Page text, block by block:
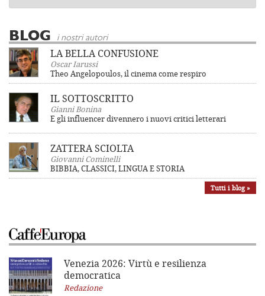
BLOG i nostri autori
LA BELLA CONFUSIONE
Oscar Iarussi
Theo Angelopoulos, il cinema come respiro
IL SOTTOSCRITTO
Gianni Bonina
E gli influencer divennero i nuovi critici letterari
ZATTERA SCIOLTA
Giovanni Cominelli
BIBBIA, CLASSICI, LINGUA E STORIA
Tutti i blog »
Venezia 2026: Virtù e resilienza
democratica
Redazione